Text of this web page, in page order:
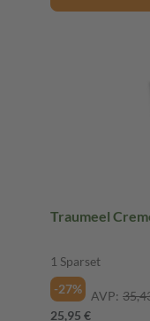
Traumeel
1 Sparset
-27%
AVP:
25,95 €